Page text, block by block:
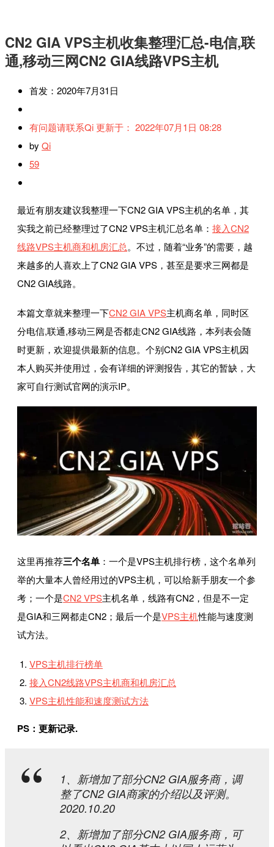
CN2 GIA VPS主机收集整理汇总-电信,联
通,移动三网CN2 GIA线路VPS主机
首发：2020年7月31日
有问题请联系Qi 更新于： 2022年07月1日 08:28
by Qi
59
最近有朋友建议我整理一下CN2 GIA VPS主机的名单，其
实我之前已经整理过了CN2 VPS主机汇总名单： 接入CN2
线路VPS主机商和机房汇总。不过，随着“业务”的需要，越
来越多的人喜欢上了CN2 GIA VPS，甚至是要求三网都是
CN2 GIA线路。
本篇文章就来整理一下CN2 GIA VPS主机商名单，同时区
分电信,联通,移动三网是否都走CN2 GIA线路，本列表会随
时更新，欢迎提供最新的信息。个别CN2 GIA VPS主机因
本人购买并使用过，会有详细的评测报告，其它的暂缺，大
家可自行测试官网的演示IP。
这里再推荐三个名单 ：一个是VPS主机排行榜，这个名单列
举的大量本人曾经用过的VPS主机，可以给新手朋友一个参
考；一个是CN2 VPS主机名单，线路有CN2，但是不一定
是GIA和三网都走CN2；最后一个是VPS主机性能与速度测
试方法。
VPS主机排行榜单
接入CN2线路VPS主机商和机房汇总
VPS主机性能和速度测试方法
PS：更新记录.
1、新增加了部分CN2 GIA服务商，调
整了CN2 GIA商家的介绍以及评测。
2020.10.20
2、新增加了部分CN2 GIA服务商，可